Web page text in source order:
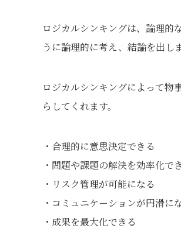
ロジカルシンキングは、論理的
うに論理的に考え、結論を出し
ロジカルシンキングによって物
らしてくれます。
・合理的に意思決定できる
・問題や課題の解決を効率化で
・リスク管理が可能になる
・コミュニケーションが円滑に
・成果を最大化できる